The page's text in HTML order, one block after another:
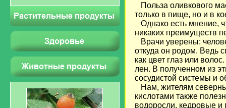
Польза оливкового
только в пище, но и в
Однако есть мнение,
никаких преимуществ
Врачи уверены:
откуда он родом. Ведь
как цвет глаз или
лен. В полученном из
сосудистой системы и
Нам, жителям
кислотами также
водоросли, кедровые